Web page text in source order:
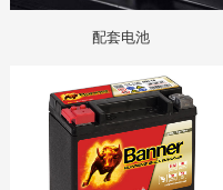
配套电池